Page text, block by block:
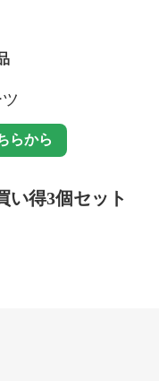
ツ
らから
い得3個セット